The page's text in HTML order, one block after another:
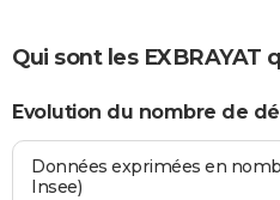
Qui sont les
Evolution du nombre de
Données exprimées en
Insee)